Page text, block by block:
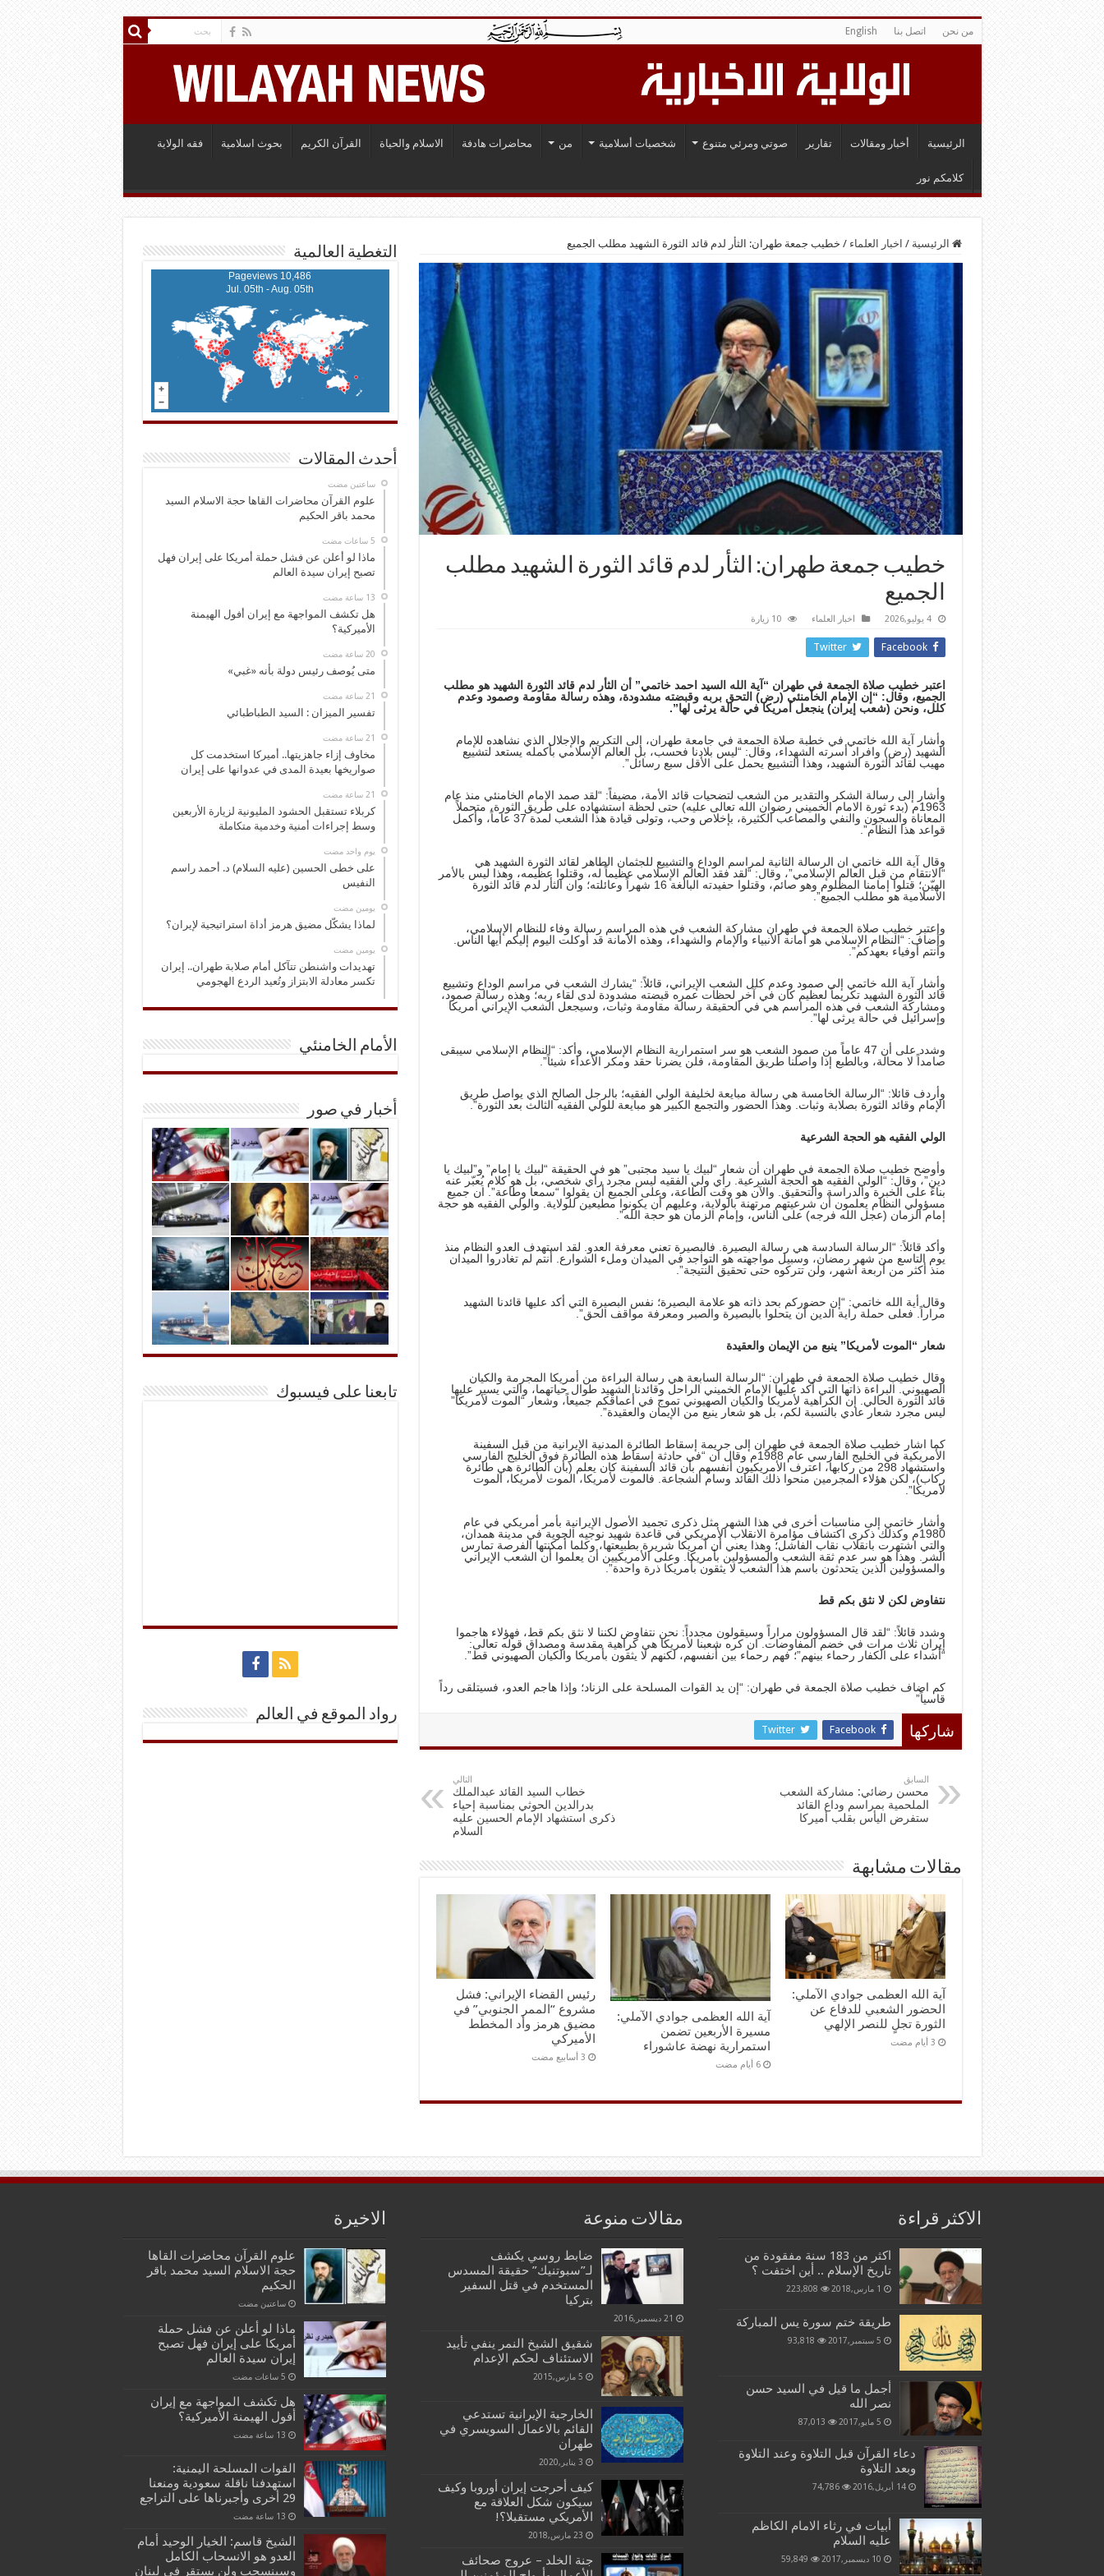
من نحن اتصل بنا English
الرئيسية أخبار ومقالات تقارير صوتي ومرئي متنوع شخصيات أسلامية من محاضرات هادفة الاسلام والحياة القرآن الكريم بحوث اسلامية فقه الولاية
كلامكم نور
الرئيسية / اخبار العلماء / خطيب جمعة طهران: الثأر لدم قائد الثورة الشهيد مطلب الجميع
خطيب جمعة طهران: الثأر لدم قائد الثورة الشهيد مطلب
الجميع
4 يوليو,2026 اخبار العلماء 10 زيارة
Facebook
Twitter
اعتبر خطيب صلاة الجمعة في طهران “آية الله السيد احمد خاتمي” أن الثأر لدم قائد الثورة الشهيد هو مطلب
الجميع، وقال: “إن الإمام الخامنئي (رض) التحق بربه وقبضته مشدودة، وهذه رسالة مقاومة وصمود وعدم
كلل، ونحن (شعب إيران) ينجعل أمريكا في حالة يرثى لها”.
وأشار آية الله خاتمي في خطبة صلاة الجمعة في جامعة طهران، إلى التكريم والإجلال الذي نشاهده للإمام
الشهيد (رض) وافراد أسرته الشهداء، وقال: “ليس بلادنا فحسب، بل العالم الإسلامي بأكمله يستعد لتشييع
مهيب لقائد الثورة الشهيد، وهذا التشييع يحمل على الأقل سبع رسائل”.
وأشار إلى رسالة الشكر والتقدير من الشعب لتضحيات قائد الأمة، مضيفاً: “لقد صمد الإمام الخامنئي منذ عام
1963م (بدء ثورة الامام الخميني رضوان الله تعالى عليه) حتى لحظة استشهاده على طريق الثورة، متحملاً
المعاناة والسجون والنفي والمصاعب الكثيرة، بإخلاص وحب، وتولى قيادة هذا الشعب لمدة 37 عاماً، وأكمل
قواعد هذا النظام”.
وقال آية الله خاتمي ان الرسالة الثانية لمراسم الوداع والتشييع للجثمان الطاهر لقائد الثورة الشهيد هي
“الانتقام من قبل العالم الإسلامي”، وقال: “لقد فقد العالم الإسلامي عظيماً له، وقتلوا عظيمه، وهذا ليس بالأمر
الهيّن؛ قتلوا إمامنا المظلوم وهو صائم، وقتلوا حفيدته البالغة 16 شهراً وعائلته؛ وان الثأر لدم قائد الثورة
الاسلامية هو مطلب الجميع”.
واعتبر خطيب صلاة الجمعة في طهران مشاركة الشعب في هذه المراسم رسالة وفاء للنظام الإسلامي،
وأضاف: “النظام الإسلامي هو أمانة الأنبياء والإمام والشهداء، وهذه الأمانة قد أوكلت اليوم إليكم أيها الناس.
وأنتم أوفياء بعهدكم”.
وأشار آية الله خاتمي إلى صمود وعدم كلل الشعب الإيراني، قائلاً: “يشارك الشعب في مراسم الوداع وتشييع
قائد الثورة الشهيد تكريماً لعظيم كان في آخر لحظات عمره قبضته مشدودة لدى لقاء ربه؛ وهذه رسالة صمود،
ومشاركة الشعب في هذه المراسم هي في الحقيقة رسالة مقاومة وثبات، وسيجعل الشعب الإيراني أمريكا
وإسرائيل في حالة يرثى لها”.
وشدد على أن 47 عاماً من صمود الشعب هو سر استمرارية النظام الإسلامي، وأكد: “النظام الإسلامي سيبقى
صامداً لا محالة، وبالطبع إذا واصلنا طريق المقاومة، فلن يضرنا حقد ومكر الأعداء شيئاً”.
وأردف قائلا: “الرسالة الخامسة هي رسالة مبايعة لخليفة الولي الفقيه؛ بالرجل الصالح الذي يواصل طريق
الإمام وقائد الثورة بصلابة وثبات. وهذا الحضور والتجمع الكبير هو مبايعة للولي الفقيه الثالث بعد الثورة”.
الولي الفقيه هو الحجة الشرعية
وأوضح خطيب صلاة الجمعة في طهران أن شعار “لبيك يا سيد مجتبى” هو في الحقيقة “لبيك يا إمام” و”لبيك يا
دين”، وقال: “الولي الفقيه هو الحجة الشرعية. رأي ولي الفقيه ليس مجرد رأي شخصي، بل هو كلام يُعبّر عنه
بناءً على الخبرة والدراسة والتحقيق. والآن هو وقت الطاعة، وعلى الجميع أن يقولوا “سمعا وطاعة”. ان جميع
مسؤولي النظام يعلمون أن شرعيتهم مرتهنة بالولاية، وعليهم أن يكونوا مطيعين للولاية. والولي الفقيه هو حجة
إمام الزمان (عجل الله فرجه) على الناس، وإمام الزمان هو حجة الله”.
وأكد قائلاً: “الرسالة السادسة هي رسالة البصيرة. فالبصيرة تعني معرفة العدو. لقد استهدف العدو النظام منذ
يوم التاسع من شهر رمضان، وسبيل مواجهته هو التواجد في الميدان وملء الشوارع. أنتم لم تغادروا الميدان
منذ أكثر من أربعة أشهر، ولن تتركوه حتى تحقيق النتيجة”.
وقال أية الله خاتمي: “إن حضوركم بحد ذاته هو علامة البصيرة؛ نفس البصيرة التي أكد عليها قائدنا الشهيد
مراراً. فعلى حملة راية الدين أن يتحلوا بالبصيرة والصبر ومعرفة مواقف الحق”.
شعار “الموت لأمريكا” ينبع من الإيمان والعقيدة
وقال خطيب صلاة الجمعة في طهران: “الرسالة السابعة هي رسالة البراءة من أمريكا المجرمة والكيان
الصهيوني. البراءة ذاتها التي أكد عليها الإمام الخميني الراحل وقائدنا الشهيد طوال حياتهما، والتي يسير عليها
قائد الثورة الحالي. إن الكراهية لأمريكا والكيان الصهيوني تموج في أعماقكم جميعاً، وشعار “الموت لأمريكا”
ليس مجرد شعار عادي بالنسبة لكم، بل هو شعار ينبع من الإيمان والعقيدة”.
كما اشار خطيب صلاة الجمعة في طهران إلى جريمة إسقاط الطائرة المدنية الإيرانية من قبل السفينة
الأمريكية في الخليج الفارسي عام 1988م وقال ان “في حادثة إسقاط هذه الطائرة فوق الخليج الفارسي
واستشهاد 298 من ركابها، اعترف الأمريكيون أنفسهم بأن قائد السفينة كان يعلم (بأن الطائرة هي طائرة
ركاب)، لكن هؤلاء المجرمين منحوا ذلك القائد وسام الشجاعة. فالموت لأمريكا، الموت لأمريكا، الموت
لأمريكا”.
وأشار خاتمي إلى مناسبات أخرى في هذا الشهر مثل ذكرى تجميد الأصول الإيرانية بأمر أمريكي في عام
1980م وكذلك ذكرى اكتشاف مؤامرة الانقلاب الأمريكي في قاعدة شهيد نوجيه الجوية في مدينة همدان،
والتي اشتهرت بانقلاب نقاب الفاشل؛ وهذا يعني أن أمريكا شريرة بطبيعتها، وكلما أمكنتها الفرصة تمارس
الشر. وهذا هو سر عدم ثقة الشعب والمسؤولين بأمريكا. وعلى الأمريكيين أن يعلموا أن الشعب الإيراني
والمسؤولين الذين يتحدثون باسم هذا الشعب لا يثقون بأمريكا ذرة واحدة”.
نتفاوض لكن لا نثق بكم قط
وشدد قائلاً: “لقد قال المسؤولون مراراً وسيقولون مجدداً: نحن نتفاوض لكننا لا نثق بكم قط، فهؤلاء هاجموا
إيران ثلاث مرات في خضم المفاوضات. ان كره شعبنا لأمريكا هي كراهية مقدسة ومصداق قوله تعالى:
“أشداء على الكفار رحماء بينهم”؛ فهم رحماء بين أنفسهم، لكنهم لا يثقون بأمريكا والكيان الصهيوني قط”.
كم اضاف خطيب صلاة الجمعة في طهران: “إن يد القوات المسلحة على الزناد؛ وإذا هاجم العدو، فسيتلقى رداً
قاسياً”
شاركها Facebook
Twitter
السابق
محسن رضائي: مشاركة الشعب
الملحمية بمراسم وداع القائد
ستفرض اليأس بقلب أميركا
التالي
خطاب السيد القائد عبدالملك
بدرالدين الحوثي بمناسبة إحياء
ذكرى استشهاد الإمام الحسين عليه
السلام
مقالات مشابهة
آية الله العظمى جوادي الآملي:
الحضور الشعبي للدفاع عن
الثورة تجلٍ للنصر الإلهي
آية الله العظمى جوادي الآملي:
مسيرة الأربعين تضمن
استمرارية نهضة عاشوراء
‏6 أيام مضت
رئيس القضاء الإيراني: فشل
مشروع “الممر الجنوبي” في
مضيق هرمز وأد المخطط
الأميركي
التغطية العالمية
10,486 Pageviews
Jul. 05th - Aug. 05th
أحدث المقالات
‏ساعتين مضت
علوم القرآن محاضرات القاها حجة الاسلام السيد
محمد باقر الحكيم
ماذا لو أعلن عن فشل حملة أمريكا على إيران فهل
تصبح إيران سيدة العالم
هل تكشف المواجهة مع إيران أفول الهيمنة
الأميركية؟
متى يُوصف رئيس دولة بأنه «غبي»
تفسير الميزان : السيد الطباطبائي
مخاوف إزاء جاهزيتها.. أميركا استخدمت كل
صواريخها بعيدة المدى في عدوانها على إيران
كربلاء تستقبل الحشود المليونية لزيارة الأربعين
وسط إجراءات أمنية وخدمية متكاملة
‏يوم واحد مضت
على خطى الحسين (عليه السلام) د. أحمد راسم
النفيس
‏يومين مضت
لماذا يشكّل مضيق هرمز أداة استراتيجية لإيران؟
‏يومين مضت
تهديدات واشنطن تتآكل أمام صلابة طهران.. إيران
تكسر معادلة الابتزاز وتُعيد الردع الهجومي
الأمام الخامنئي
أخبار في صور
تابعنا على فيسبوك
رواد الموقع في العالم
الاكثر قراءة
اكثر من 183 سنة مفقودة من
تاريخ الإسلام .. أين اختفت ؟
1 مارس,2018 223,808
طريقة ختم سورة يس المباركة
5 سبتمبر,2017 93,818
أجمل ما قيل في السيد حسن
نصر الله
5 مايو,2017 87,013
دعاء القرآن قبل التلاوة وعند التلاوة
وبعد التلاوة
14 أبريل,2016 74,786
أبيات في رثاء الامام الكاظم
عليه السلام
10 ديسمبر,2017 59,849
مقالات منوعة
ضابط روسي يكشف
لـ”سبوتنيك” حقيقة المسدس
المستخدم في قتل السفير
بتركيا
21 ديسمبر,2016
شقيق الشيخ النمر ينفي تأييد
الاستئناف لحكم الإعدام
5 مارس,2015
الخارجية الإيرانية تستدعي
القائم بالاعمال السويسري في
طهران
3 يناير,2020
كيف أحرجت إيران أوروبا وكيف
سيكون شكل العلاقة مع
الأمريكي مستقبلا؟!
23 مارس,2018
جنة الخلد – عروج صحائف
الاخيرة
علوم القرآن محاضرات القاها
حجة الاسلام السيد محمد باقر
الحكيم
‏ساعتين مضت
ماذا لو أعلن عن فشل حملة
أمريكا على إيران فهل تصبح
إيران سيدة العالم
هل تكشف المواجهة مع إيران
أفول الهيمنة الأميركية؟
القوات المسلحة اليمنية:
استهدفنا ناقلة سعودية ومنعنا
29 أخرى وأجبرناها على التراجع
الشيخ قاسم: الخيار الوحيد أمام
العدو هو الانسحاب الكامل
وسينسحب ولن يستقر في لبنان